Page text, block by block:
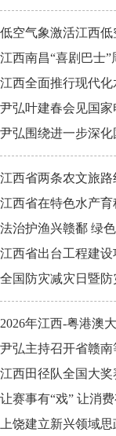
低空气象激活江西
江西南昌“喜剧巴士
江西全面推行现代
尹弘叶建春会见国
尹弘围绕进一步深
江西省两条农文旅
江西省在特色水产
法治护渔兴赣鄱 绿
江西省出台工程建
全国防灾减灾日暨
2026年江西-粤港澳
尹弘主持召开省赣
江西田径队全国大奖
让赛事有“戏” 让消费
上饶建立新兴领域